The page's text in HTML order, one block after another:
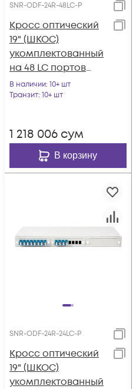
SNR-ODF-24R-48LC-P
Кросс оптический
19" (ШКОС)
укомплектованный
на 48 LC портов
(комплект с
розетками и
В наличии: 10+ шт
Транзит: 10+ шт
1 218 006 сум
В корзину
SNR-ODF-24R-24LC-P
Кросс оптический
19" (ШКОС)
укомплектованный